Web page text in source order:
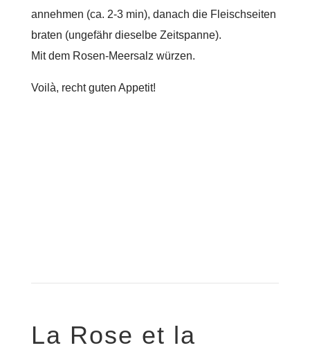
annehmen (ca. 2-3 min), danach die Fleischseiten
braten (ungefähr dieselbe Zeitspanne).
Mit dem Rosen-Meersalz würzen.
Voilà, recht guten Appetit!
La Rose et la